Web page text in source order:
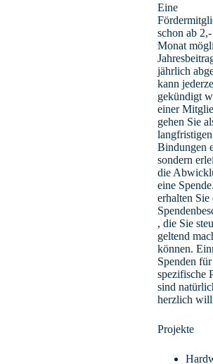
Denkmann, Jens-Dieter
Mathematik, Physik
Beauftragter für die Gebäude
Eine
schon ab
Monat
jährlich
kann
gekündigt
einer
gehen Sie
langfristigen
Bindungen
sondern
die
eine
erhalten Sie
, die Sie
geltend
können.
Spenden für
spezifische
sind
herzlich
Projekte